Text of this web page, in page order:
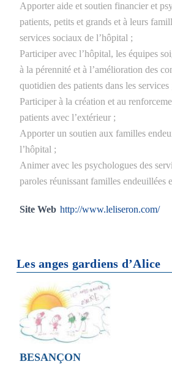
Apporter aide et soutien financier et
patients, petits et grands et à leurs
services sociaux de l’hôpital ;
Participer avec l’hôpital, les équipes
à la pérennité et à l’amélioration des
quotidien des patients dans les services
Participer à la création et au
patients avec l’extérieur ;
Apporter un soutien aux familles
l’hôpital ;
Animer avec les psychologues des
paroles réunissant familles endeuillées
Site Web http://www.leliseron.com/
Les anges gardiens d’Alice
BESANÇON